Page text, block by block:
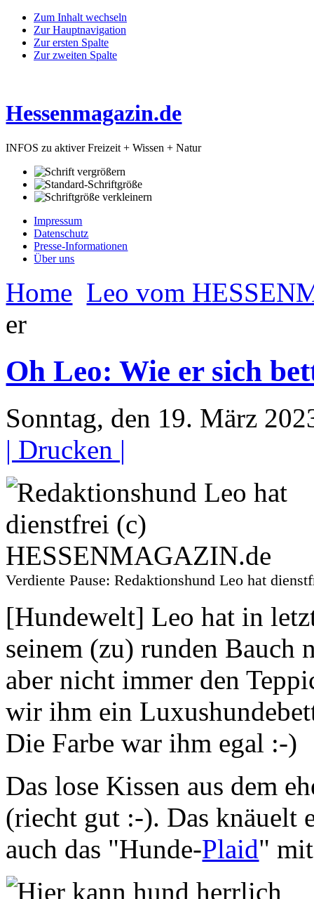
Zum Inhalt wechseln
Zur Hauptnavigation
Zur ersten Spalte
Zur zweiten Spalte
Hessenmagazin.de
INFOS zu aktiver Freizeit + Wissen + Natur
Impressum
Datenschutz
Presse-Informationen
Über uns
Home Leo vom
er
Oh Leo: Wie er sich
Sonntag, den 19. März
| Drucken |
Verdiente Pause: Redaktionshund Leo hat
[Hundewelt] Leo hat in
seinem (zu) runden Bauch
aber nicht immer den
wir ihm ein
Die Farbe war ihm egal :-)
Das lose Kissen aus dem
(riecht gut :-). Das knäuelt
auch das "Hunde-Plaid"